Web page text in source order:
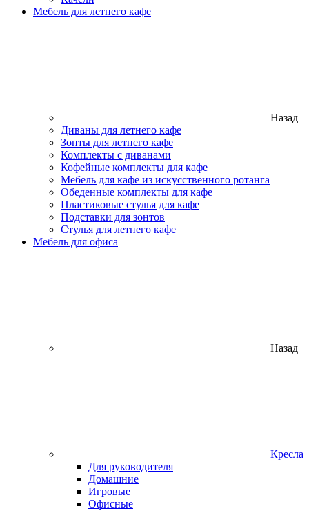
Мебель для летнего кафе
Назад
Диваны для летнего кафе
Зонты для летнего кафе
Комплекты с диванами
Кофейные комплекты для кафе
Мебель для кафе из искусственного ротанга
Обеденные комплекты для кафе
Пластиковые стулья для кафе
Подставки для зонтов
Стулья для летнего кафе
Мебель для офиса
Назад
Кресла
Для руководителя
Домашние
Игровые
Офисные